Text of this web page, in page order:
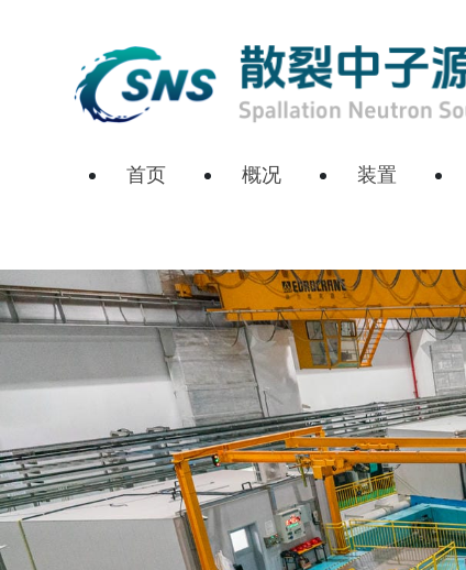
首页 概况 装置